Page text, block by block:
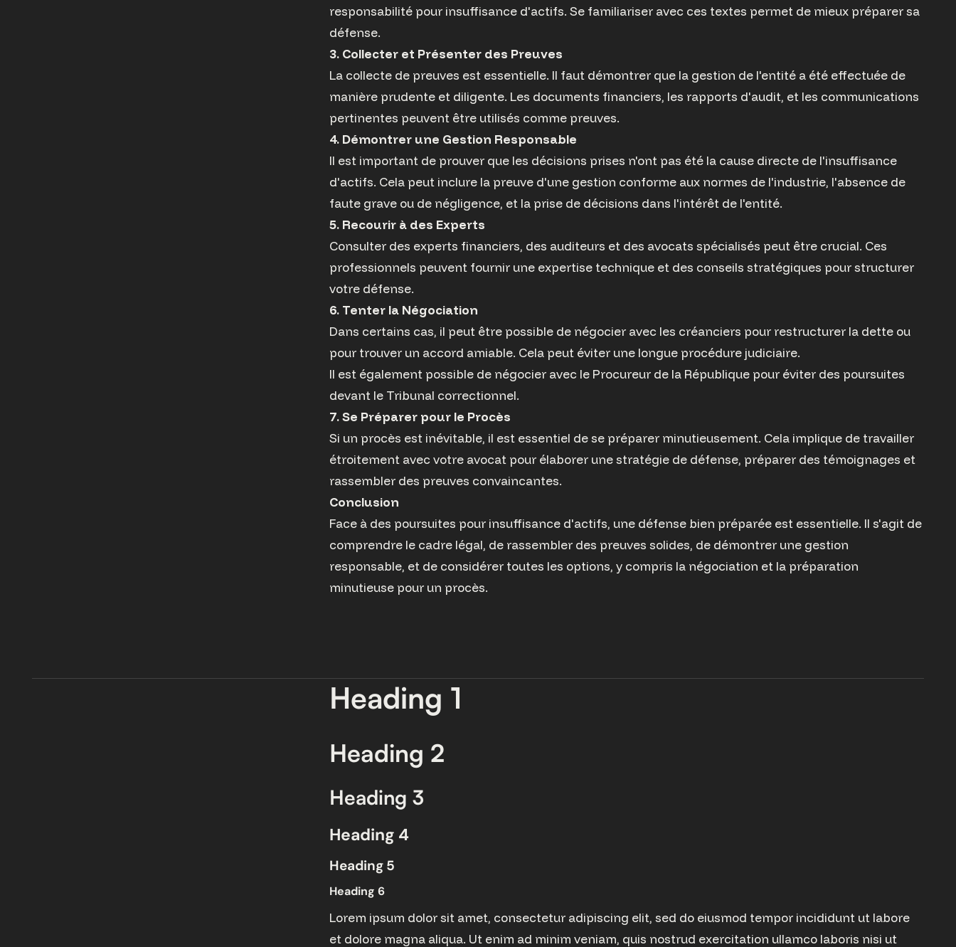
responsabilité pour insuffisance d'actifs. Se familiariser avec ces textes permet de mieux préparer sa
défense.
3. Collecter et Présenter des Preuves
La collecte de preuves est essentielle. Il faut démontrer que la gestion de l'entité a été effectuée de
manière prudente et diligente. Les documents financiers, les rapports d'audit, et les communications
pertinentes peuvent être utilisés comme preuves.
4. Démontrer une Gestion Responsable
Il est important de prouver que les décisions prises n'ont pas été la cause directe de l'insuffisance
d'actifs. Cela peut inclure la preuve d'une gestion conforme aux normes de l'industrie, l'absence de
faute grave ou de négligence, et la prise de décisions dans l'intérêt de l'entité.
5. Recourir à des Experts
Consulter des experts financiers, des auditeurs et des avocats spécialisés peut être crucial. Ces
professionnels peuvent fournir une expertise technique et des conseils stratégiques pour structurer
votre défense.
6. Tenter la Négociation
Dans certains cas, il peut être possible de négocier avec les créanciers pour restructurer la dette ou
pour trouver un accord amiable. Cela peut éviter une longue procédure judiciaire.
Il est également possible de négocier avec le Procureur de la République pour éviter des poursuites
devant le Tribunal correctionnel.
7. Se Préparer pour le Procès
Si un procès est inévitable, il est essentiel de se préparer minutieusement. Cela implique de travailler
étroitement avec votre avocat pour élaborer une stratégie de défense, préparer des témoignages et
rassembler des preuves convaincantes.
Conclusion
Face à des poursuites pour insuffisance d'actifs, une défense bien préparée est essentielle. Il s'agit de
comprendre le cadre légal, de rassembler des preuves solides, de démontrer une gestion
responsable, et de considérer toutes les options, y compris la négociation et la préparation
minutieuse pour un procès.
Heading 1
Heading 2
Heading 3
Heading 4
Heading 5
Heading 6
Lorem ipsum dolor sit amet, consectetur adipiscing elit, sed do eiusmod tempor incididunt ut labore
et dolore magna aliqua. Ut enim ad minim veniam, quis nostrud exercitation ullamco laboris nisi ut